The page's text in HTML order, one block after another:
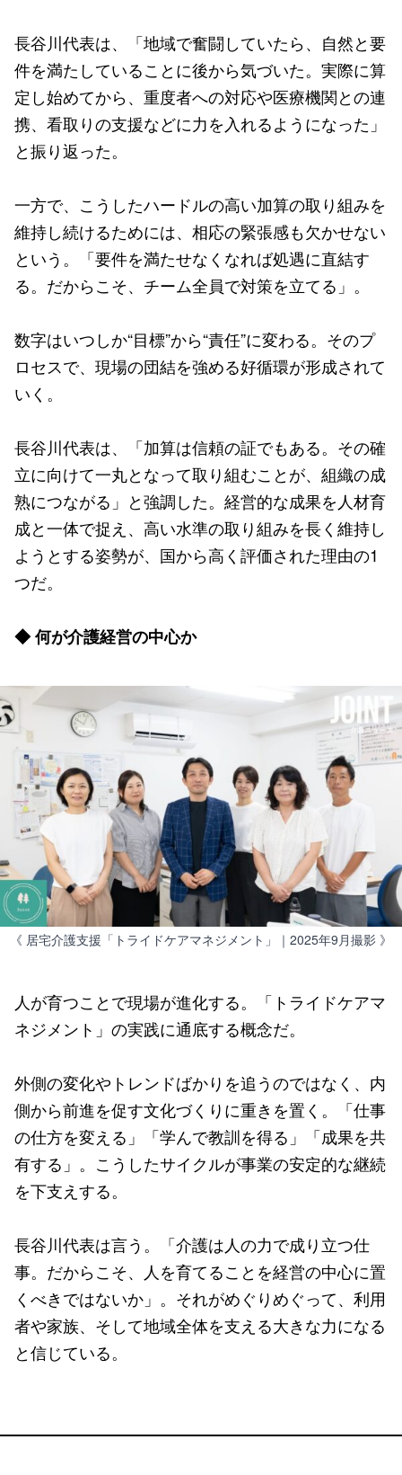
長谷川代表は、「地域で奮闘していたら、自然と要
件を満たしていることに後から気づいた。実際に算
定し始めてから、重度者への対応や医療機関との連
携、看取りの支援などに力を入れるようになった」
と振り返った。
一方で、こうしたハードルの高い加算の取り組みを
維持し続けるためには、相応の緊張感も欠かせない
という。「要件を満たせなくなれば処遇に直結す
る。だからこそ、チーム全員で対策を立てる」。
数字はいつしか“目標”から“責任”に変わる。そのプ
ロセスで、現場の団結を強める好循環が形成されて
いく。
長谷川代表は、「加算は信頼の証でもある。その確
立に向けて一丸となって取り組むことが、組織の成
熟につながる」と強調した。経営的な成果を人材育
成と一体で捉え、高い水準の取り組みを長く維持し
ようとする姿勢が、国から高く評価された理由の1
つだ。
◆ 何が介護経営の中心か
《 居宅介護支援「トライドケアマネジメント」｜2025年9月撮影 》
人が育つことで現場が進化する。「トライドケアマ
ネジメント」の実践に通底する概念だ。
外側の変化やトレンドばかりを追うのではなく、内
側から前進を促す文化づくりに重きを置く。「仕事
の仕方を変える」「学んで教訓を得る」「成果を共
有する」。こうしたサイクルが事業の安定的な継続
を下支えする。
長谷川代表は言う。「介護は人の力で成り立つ仕
事。だからこそ、人を育てることを経営の中心に置
くべきではないか」。それがめぐりめぐって、利用
者や家族、そして地域全体を支える大きな力になる
と信じている。